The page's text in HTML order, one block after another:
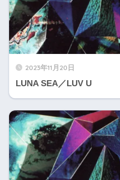
2023年11月20日
LUNA SEA／LUV U